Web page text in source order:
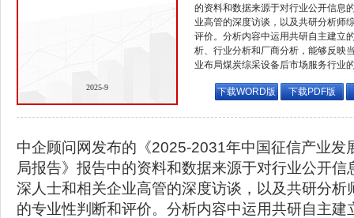
2025-9
的资料和数据来源于对行业公开信息
业高管的深度访谈，以及共研分析师
评价。分析内容中运用共研自主建立
析、行业分析和厂商分析，能够反映
业布局煤炭综采设备后市场服务行业
下载WORD版 下载PDF版
中企顾问网发布的《2025-2031年中国征信产业发
局报告》报告中的资料和数据来源于对行业公开信
深人士和相关企业高管的深度访谈，以及共研分析
的专业性判断和评价。分析内容中运用共研自主建